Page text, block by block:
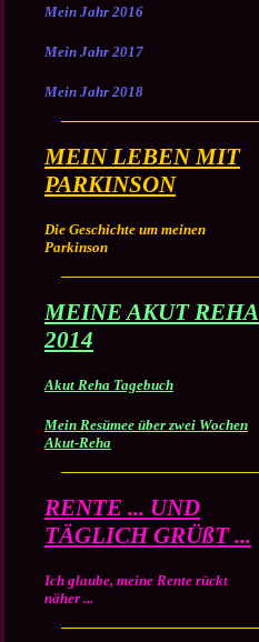
Mein Jahr 2016
Mein Jahr 2017
Mein Jahr 2018
MEIN LEBEN MIT
PARKINSON
Die Geschichte um meinen
Parkinson
MEINE AKUT REHA
2014
Akut Reha Tagebuch
Mein Resümee über zwei Wochen
Akut-Reha
RENTE ... UND
TÄGLICH GRÜßT ...
Ich glaube, meine Rente rückt
näher ...